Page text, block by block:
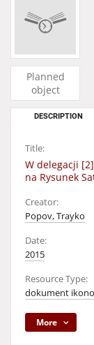
Planned
object
DESCRIPTION
Title:
W delegacji
na Rysunek
Creator:
Popov, Trayko
Date:
2015
Resource Type:
dokument
More